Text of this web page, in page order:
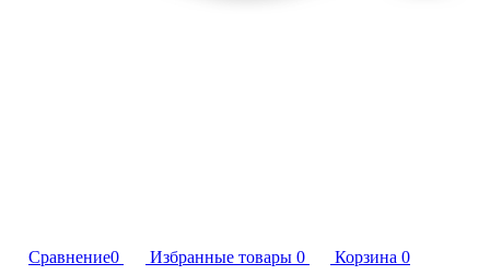
Сравнение0 Избранные товары 0 Корзина 0